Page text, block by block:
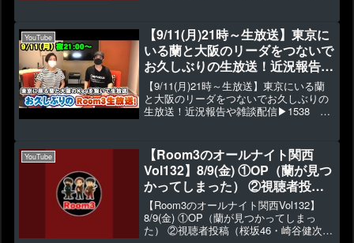
田省吾さんですが、実はLIVE映像は初視
聴...
YouTube
【9/11(月)21時～生放送】東京に
いる蘭と大阪のリーダをつないで
お久しぶりの生放送！近況報告や
雑談配信
【9/11(月)21時～生放送】東京にいる蘭
と大阪のリーダをつないでお久しぶりの
生放送！近況報告や雑談配信▶1538 👍
の生放送！近況報告や雑談配信◆残席僅
か...
YouTube
【Room3のオールナイト関西
Vol132】8/9(金) ①OP（蘭が見つ
かってしまった） ②視聴者投稿
（桜坂46・崎谷健次郎・若者の
優しさ・小柳ルミ子・）③ちょっ
とした話（父親の入院） ④ED
【Room3のオールナイト関西Vol132】
8/9(金) ①OP（蘭が見つかってしまっ
た） ②視聴者投稿（桜坂46・崎谷健次